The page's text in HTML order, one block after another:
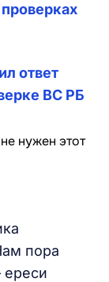
ответ
ВС РБ
пора
ереси